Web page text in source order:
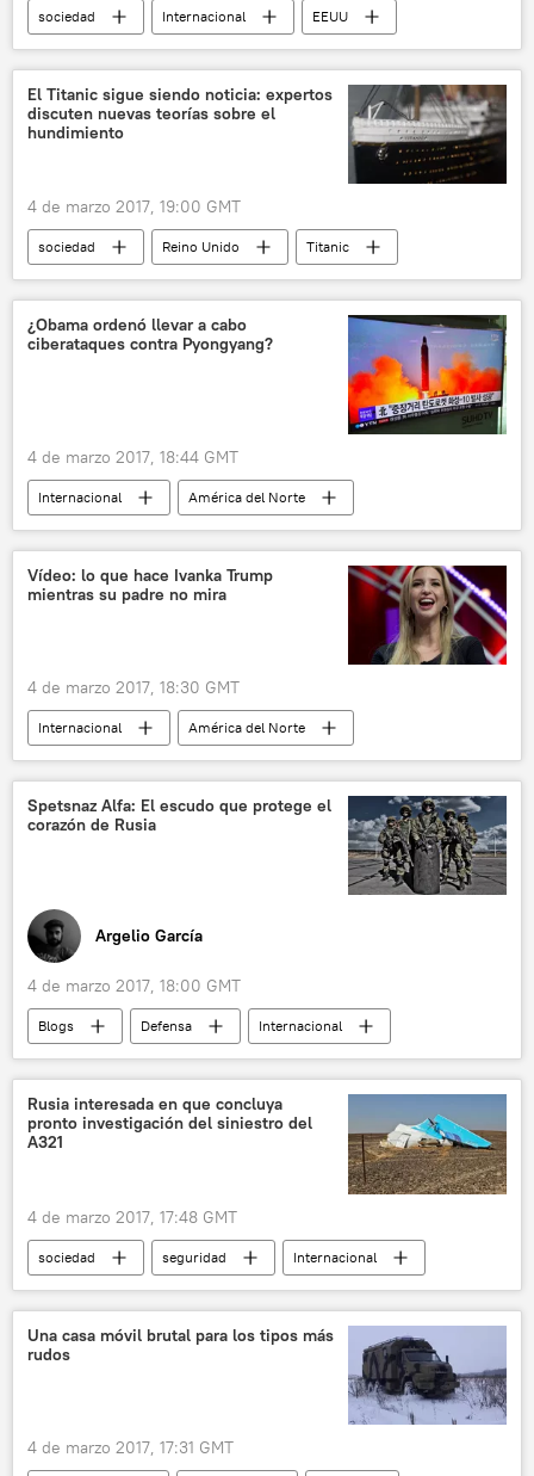
sociedad Internacional
EEUU
CareerBliss
mercado laboral
noticias
El Titanic sigue siendo noticia: expertos
discuten nuevas teorías sobre el
hundimiento
4 de marzo 2017, 19:00 GMT
sociedad Reino Unido
Titanic
hundimiento
tragedia
naves
teoría
naufragio
¿Obama ordenó llevar a cabo
ciberataques contra Pyongyang?
4 de marzo 2017, 18:44 GMT
Internacional
América del Norte
EEUU
Corea del Norte
Barack Obama
Kim Jong-un
misiles
hackers
Vídeo: lo que hace Ivanka Trump
mientras su padre no mira
4 de marzo 2017, 18:30 GMT
Internacional
América del Norte
EEUU
China
Donald Trump
Ivanka Trump
fábrica
zapatos
🌏 Asia
noticias
Spetsnaz Alfa: El escudo que protege el
corazón de Rusia
Argelio García
4 de marzo 2017, 18:00 GMT
Blogs Defensa
Internacional
💬 Opinión y Análisis
Rusia
Grupo Alfa
fuerzas especiales
Spetsnaz
noticias
Rusia interesada en que concluya
pronto investigación del siniestro del
A321
4 de marzo 2017, 17:48 GMT
sociedad seguridad
Internacional
🌍 Oriente Medio
Rusia
Egipto
península del Sinaí
Valentina Matvienko
A321
Una casa móvil brutal para los tipos más
rudos
4 de marzo 2017, 17:31 GMT